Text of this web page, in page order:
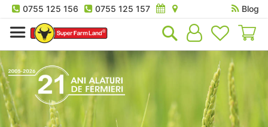
0755 125 156 0755 125 157
Blog